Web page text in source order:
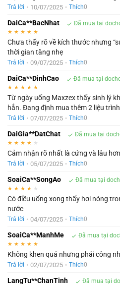
Trả lời • 10/07/2025 • Thích0
DaiCa**BacNhat Đã mua tại
★ ★ ★ ★ ★
Chưa thấy rõ về kích thước nhưng
thời gian tăng nhẹ
Trả lời • 09/07/2025 • Thích0
DaiCa**DinhCao Đã mua tại
★ ★ ★ ★ ★
Từ ngày uống Maxzex thấy sinh lý
hẳn. Đang định mua thêm 2 liệu
Trả lời • 07/07/2025 • Thích0
DaiGia**DatChat Đã mua tại
★ ★ ★ ★ ★
Cảm nhận rõ nhất là cứng và lâu
Trả lời • 05/07/2025 • Thích0
SoaiCa**SongAo Đã mua tại
★ ★ ★ ★ ★
Có điều uống xong thấy hơi nóng
nước
Trả lời • 04/07/2025 • Thích0
SoaiCa**ManhMe Đã mua tại
★ ★ ★ ★ ★
Không khen quá nhưng phải công
Trả lời • 02/07/2025 • Thích0
LangTu**ChanTinh Đã mua tại